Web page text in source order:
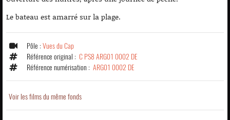
Le bateau est amarré sur la plage.
Pôle : Vues du Cap
Référence original : C PS8 ARG01 0002 DE
Référence numérisation : ARG01 0002 DE
Voir les films du même fonds